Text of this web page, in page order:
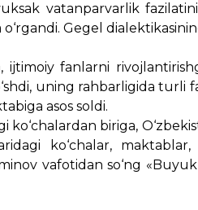
vatanparvarlik
Gegel
ijtimoiy fanlarni
uning rahbarligida turli
asos soldi.
biriga,
ko‘chalar, maktablar,
vafotidan so‘ng